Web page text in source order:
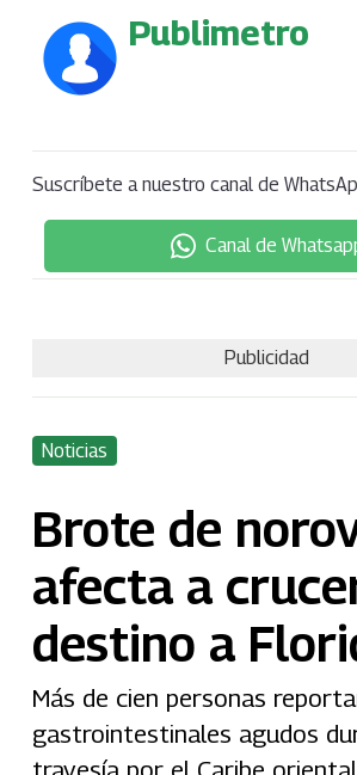
Publimetro
Suscríbete a nuestro canal de
Canal de
Publicidad
Noticias
Brote de
afecta a
destino a
Más de cien personas
gastrointestinales agudos